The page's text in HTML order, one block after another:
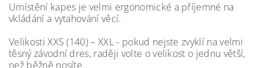
Umístění kapes je velmi ergonomické a příjemné na
vkládání a vytahování věcí.
Velikosti XXS (140) – XXL - pokud nejste zvyklí na velmi
těsný závodní dres, raději volte o velikost o jednu větší,
než běžně nosíte.